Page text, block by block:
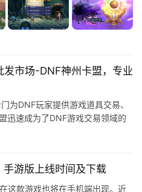
发市场-DNF神州卡盟，专业
为DNF玩家提供游戏道具交易、
迅速成为了DNF游戏交易领域的
游版上线时间及下载
这款游戏也将在手机端出现。近